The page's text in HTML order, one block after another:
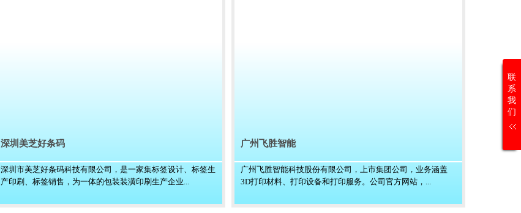
深圳美芝好条码
深圳市美芝好条码科技有限公司，是一家集标签设计、标签生
产印刷、标签销售，为一体的包装装潢印刷生产企业...
广州飞胜智能
广州飞胜智能科技股份有限公司，上市集团公司，业务涵盖
3D打印材料、打印设备和打印服务。公司官方网站，...
联
系
我
们